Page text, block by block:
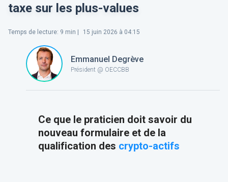
taxe sur les plus-values
Temps de lecture: 9 min | 15 juin 2026 à 04:15
Emmanuel Degrève
Président @ OECCBB
Ce que le praticien doit savoir du
nouveau formulaire et de la
qualification des crypto-actifs